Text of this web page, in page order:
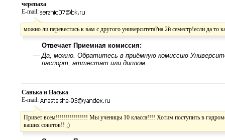
черепаха
E-mail:
можно ли перевестись к вам с другого университета?на 2й семестр!если да то
Отвечает Приемная комиссия:
—Да, можно. Обратитесь в приёмную комиссию
паспорт, аттестат или диплом.
Санька и Наська
E-mail:
Привет всем!!!!!!!!!!!!!!!! Мы ученицы 10 класса!!!! Хотим поступить в
ваших советов!! ;)